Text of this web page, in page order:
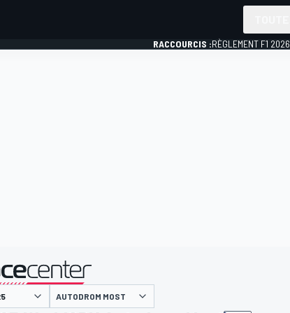
RACCOURCIS :RÈGLEMENT F1 2026
présenté par
AUTODROM MOST